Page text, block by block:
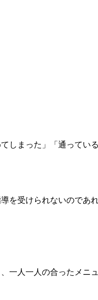
しまった」「通ってい
を受けられないのであ
一人一人の合ったメニ